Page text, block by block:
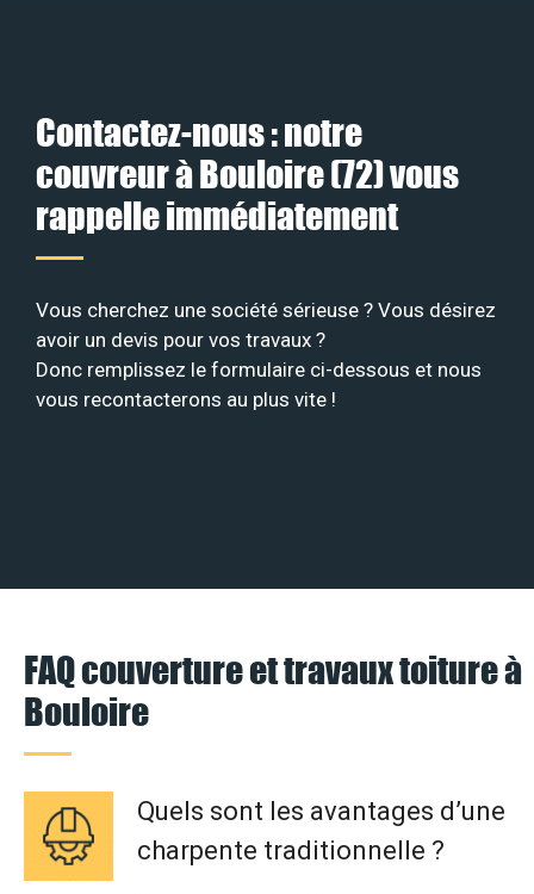
Contactez-nous : notre
couvreur à Bouloire (72) vous
rappelle immédiatement
Vous cherchez une société sérieuse ? Vous désirez
avoir un devis pour vos travaux ?
Donc remplissez le formulaire ci-dessous et nous
vous recontacterons au plus vite !
FAQ couverture et travaux toiture à
Bouloire
Quels sont les avantages d’une
charpente traditionnelle ?